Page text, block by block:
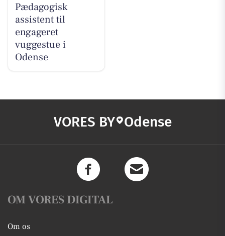
Pædagogisk
assistent til
engageret
vuggestue i
Odense
VORES BY Odense
OM VORES DIGITAL
Om os